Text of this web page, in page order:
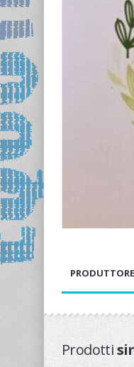
PRODUTTORE
Prodotti